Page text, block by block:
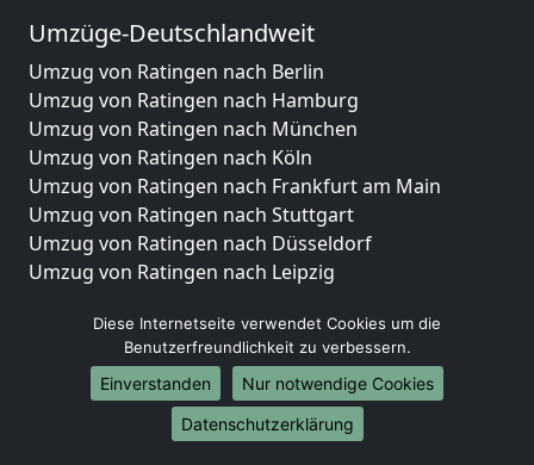
Umzüge-Deutschlandweit
Umzug von Ratingen nach Berlin
Umzug von Ratingen nach Hamburg
Umzug von Ratingen nach München
Umzug von Ratingen nach Köln
Umzug von Ratingen nach Frankfurt am Main
Umzug von Ratingen nach Stuttgart
Umzug von Ratingen nach Düsseldorf
Umzug von Ratingen nach Leipzig
Umzug von Ratingen nach Essen
Umzug von Ratingen nach Bremen
Umzug von Ratingen nach Dresden
Umzug von Ratingen nach Hannover
Umzug von Ratingen nach Nürnberg
Diese Internetseite verwendet Cookies um die
Benutzerfreundlichkeit zu verbessern.
Einverstanden
Nur notwendige Cookies
Datenschutzerklärung